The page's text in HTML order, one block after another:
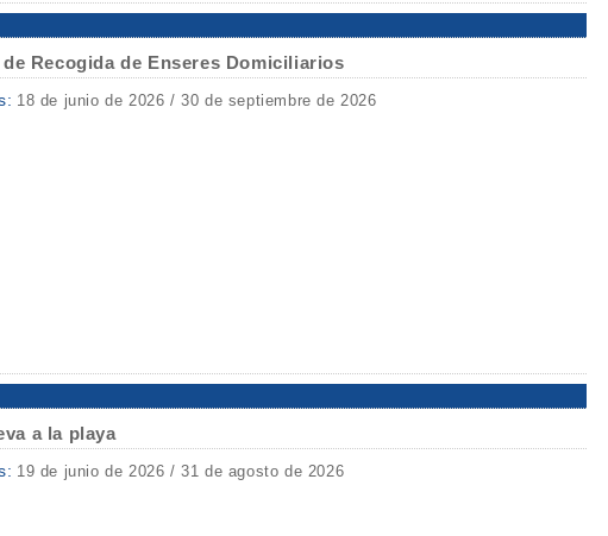
Recogida de Enseres Domiciliarios
18 de junio de 2026 / 30 de septiembre de 2026
a la playa
19 de junio de 2026 / 31 de agosto de 2026